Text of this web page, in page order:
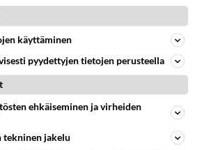
Vastattu 5v
kovana todisteenaan
käyttäminen
pyydettyjen tietojen perusteella
ehkäiseminen ja virheiden
tekninen jakelu